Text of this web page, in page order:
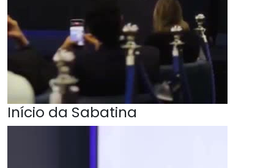
Início da Sabatina